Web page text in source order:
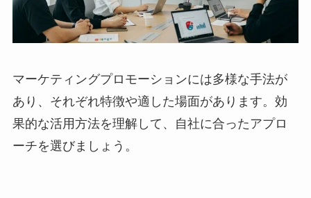
マーケティングプロモーションには多様な手法が
あり、それぞれ特徴や適した場面があります。効
果的な活用方法を理解して、自社に合ったアプロ
ーチを選びましょう。